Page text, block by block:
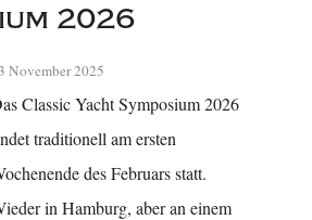
2026
November 2025
Classic Yacht Symposium 2026
traditionell am ersten
des Februars statt.
in Hamburg, aber an einem